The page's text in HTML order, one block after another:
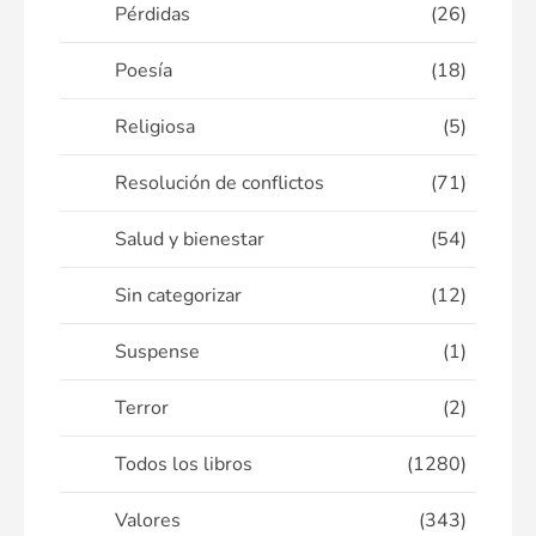
Pérdidas (26)
Poesía (18)
Religiosa (5)
Resolución de conflictos (71)
Salud y bienestar (54)
Sin categorizar (12)
Suspense (1)
Terror (2)
Todos los libros (1280)
Valores (343)